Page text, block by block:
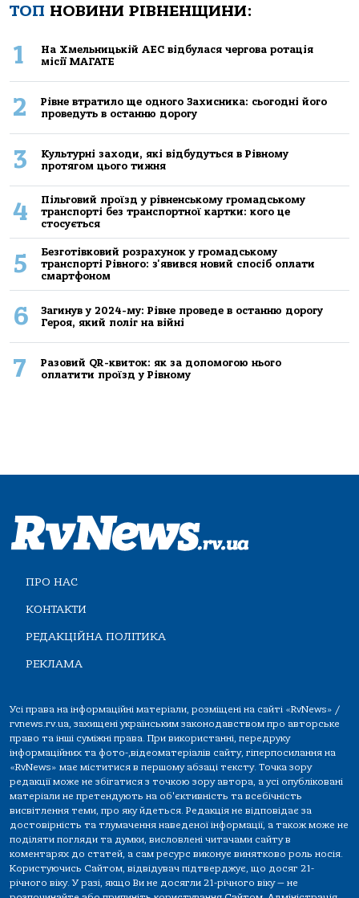
ТОП НОВИНИ РІВНЕНЩИНИ:
1
На Хмельницькій АЕС відбулася чергова ротація
місії МАГАТЕ
2
Рівне втратило ще одного Захисника: сьогодні його
проведуть в останню дорогу
3
Культурні заходи, які відбудуться в Рівному
протягом цього тижня
4
Пільговий проїзд у рівненському громадському
транспорті без транспортної картки: кого це
стосується
5
Безготівковий розрахунок у громадському
транспорті Рівного: з'явився новий спосіб оплати
смартфоном
6
Загинув у 2024-му: Рівне проведе в останню дорогу
Героя, який поліг на війні
7
Разовий QR-квиток: як за допомогою нього
оплатити проїзд у Рівному
ПРО НАС
КОНТАКТИ
РЕДАКЦІЙНА ПОЛІТИКА
РЕКЛАМА
Усі права на інформаційні матеріали, розміщені на сайті «RvNews» /
rvnews.rv.ua, захищені українським законодавством про авторське
право та інші суміжні права. При використанні, передруку
інформаційних та фото-,відеоматеріалів сайту, гіперпосилання на
«RvNews» має міститися в першому абзаці тексту. Точка зору
редакції може не збігатися з точкою зору автора, а усі опубліковані
матеріали не претендують на об'єктивність та всебічність
висвітлення теми, про яку йдеться. Редакція не відповідає за
достовірність та тлумачення наведеної інформації, а також може не
поділяти погляди та думки, висловлені читачами сайту в
коментарях до статей, а сам ресурс виконує винятково роль носія.
Користуючись Сайтом, відвідувач підтверджує, що досяг 21-
річного віку. У разі, якщо Ви не досягли 21-річного віку — не